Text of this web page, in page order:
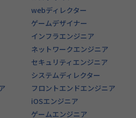
webディレクター
ゲームデザイナー
インフラエンジニア
ネットワークエンジニア
セキュリティエンジニア
システムディレクター
フロントエンドエンジニア
iOSエンジニア
ゲームエンジニア